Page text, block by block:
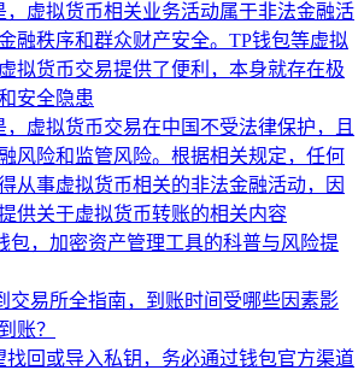
，虚拟货币相关业务活动属于非法金融活
融秩序和群众财产安全。TP钱包等虚拟
拟货币交易提供了便利，本身就存在极
安全隐患
，虚拟货币交易在中国不受法律保护，且
风险和监管风险。根据相关规定，任何
从事虚拟货币相关的非法金融活动，因
供关于虚拟货币转账的相关内容
包，加密资产管理工具的科普与风险提
交易所全指南，到账时间受哪些因素影
账？
找回或导入私钥，务必通过钱包官方渠道